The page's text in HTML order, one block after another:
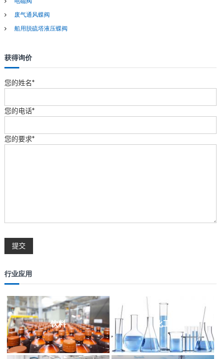
废气通风蝶阀
船用脱硫塔液压蝶阀
获得询价
您的姓名*
您的电话*
您的要求*
行业应用
饮料 化工